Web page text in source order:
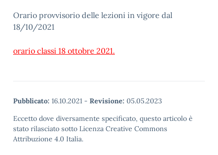
Orario provvisorio delle lezioni in vigore dal
18/10/2021
orario classi 18 ottobre 2021.
Pubblicato: 16.10.2021 - Revisione: 05.05.2023
Eccetto dove diversamente specificato, questo articolo è
stato rilasciato sotto Licenza Creative Commons
Attribuzione 4.0 Italia.